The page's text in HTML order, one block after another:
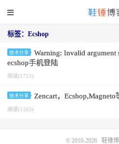
标签：Ecshop
技术分享
Warning: Invalid argument
ecshop手机登陆
阅读(1723)
技术分享 Zencart，
阅读(1263)
© 2010-2026 鞋锤